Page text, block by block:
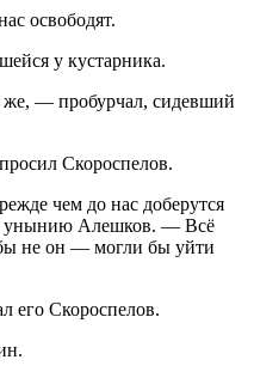
освободят.
у кустарника.
же, — пробурчал, сидевший
Скороспелов.
чем до нас доберутся
унынию Алешков. — Всё
не он — могли бы уйти
его Скороспелов.